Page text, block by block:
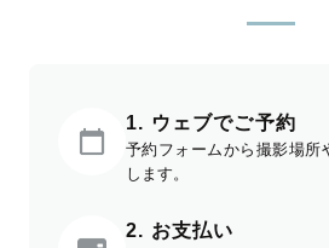
1. ウェブでご予約
予約フォームから撮影場所
します。
2. お支払い